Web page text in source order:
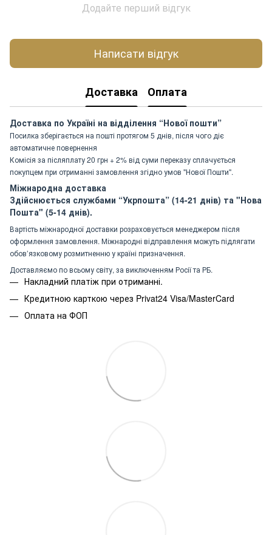
Додайте перший відгук
Написати відгук
Доставка Оплата
Доставка по Україні на відділення “Нової пошти”
Посилка зберігається на пошті протягом 5 днів, після чого діє
автоматичне повернення
Комісія за післяплату 20 грн + 2% від суми переказу сплачується
покупцем при отриманні замовлення згідно умов "Нової Пошти".
Міжнародна доставка
Здійснюється службами “Укрпошта” (14-21 днів) та "Нова
Пошта" (5-14 днів).
Вартість міжнародної доставки розраховується менеджером після
оформлення замовлення. Міжнародні відправлення можуть підлягати
обов’язковому розмитненню у країні призначення.
Доставляємо по всьому світу, за виключенням Росії та РБ.
Накладний платіж при отриманні.
Кредитною карткою через Privat24 Visa/MasterCard
Оплата на ФОП